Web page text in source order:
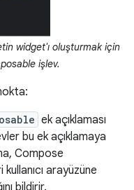
widget'ı oluşturmak için
işlev.
ek açıklaması
bu ek açıklamaya
Compose
arayüzüne